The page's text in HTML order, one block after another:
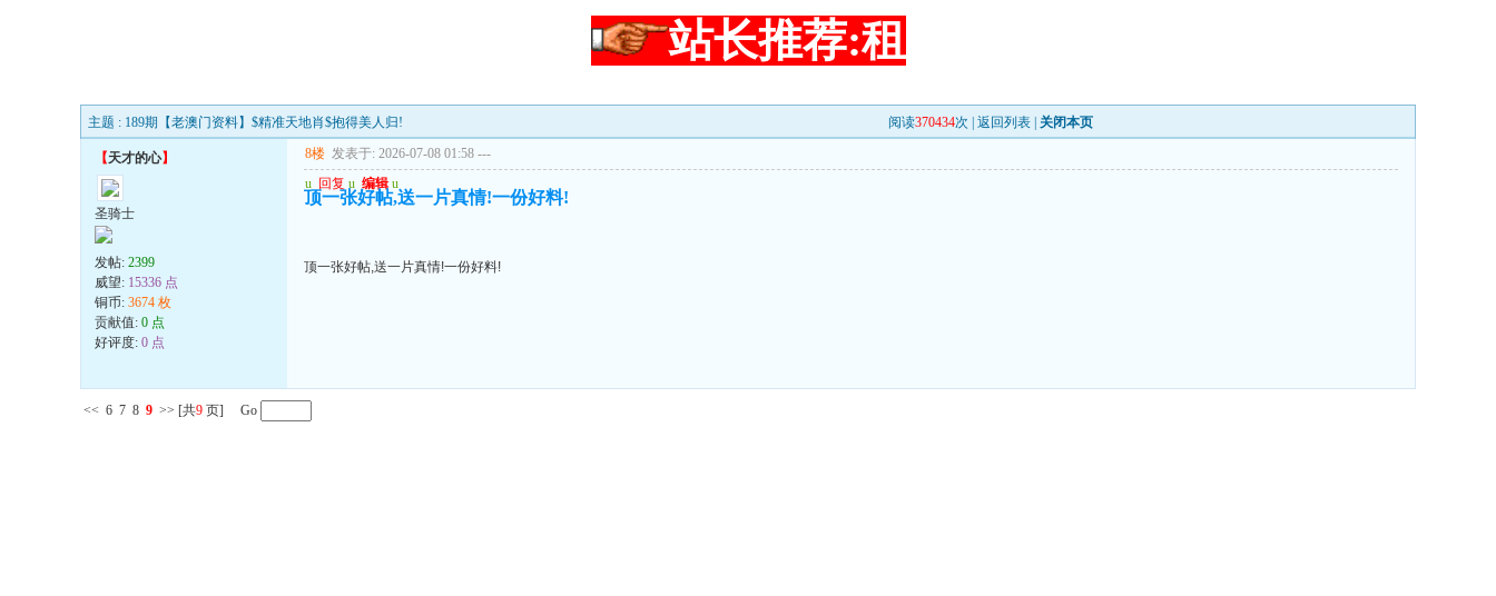
站长推荐:租
主题 : 189期【老澳门资料】$精准天地肖$抱得美人归! 阅读370434次 | 返回列表 关闭本页
【天才的心】
圣骑士
发帖: 2399
威望: 15336 点
铜币: 3674 枚
贡献值: 0 点
好评度: 0 点
8楼 发表于: 2026-07-08 01:58 ---
u 回复 u 编辑 u
顶一张好帖,送一片真情!一份好料!
顶一张好帖,送一片真情!一份好料!
<< 6 7 8 9 >> [共9 页] Go